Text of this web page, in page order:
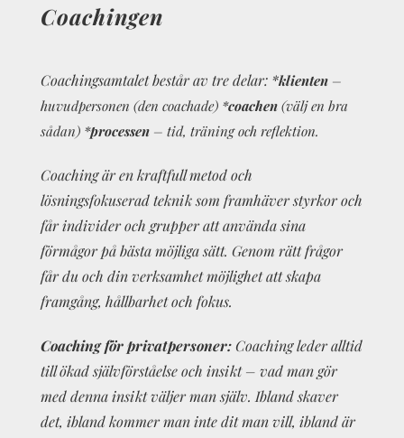
Coachingen
Coachingsamtalet består av tre delar: *klienten–
huvudpersonen (den coachade) *coachen(välj en bra
sådan) *processen– tid, träning och reflektion.
Coaching är en kraftfull metod och
lösningsfokuserad teknik som framhäver styrkor och
får individer och grupper att använda sina
förmågor på bästa möjliga sätt. Genom rätt frågor
får du och din verksamhet möjlighet att skapa
framgång, hållbarhet och fokus.
Coaching för privatpersoner:Coaching leder alltid
till ökad självförståelse och insikt – vad man gör
med denna insikt väljer man själv. Ibland skaver
det, ibland kommer man inte dit man vill, ibland är